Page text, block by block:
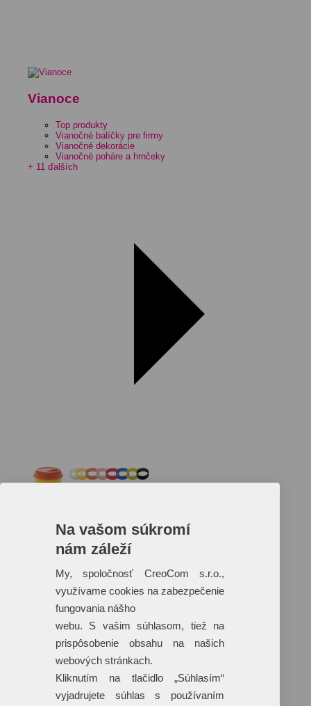
Vianoce
Top produkty
Vianočné balíčky pre firmy
Vianočné dekorácie
Vianočné poháre a hrnčeky
+ 11 ďalších
Reklamné predmety s plnofarebnou
potlačou
Dáždniky
Tašky
Hračky
Klobúky
Na vašom súkromí
nám záleží
My, spoločnosť CreoCom s.r.o.,
využívame cookies na zabezpečenie
fungovania nášho
webu. S vašim súhlasom, tiež na
prispôsobenie obsahu na našich
webových stránkach.
Kliknutím na tlačidlo „Súhlasím“
vyjadrujete súhlas s používaním